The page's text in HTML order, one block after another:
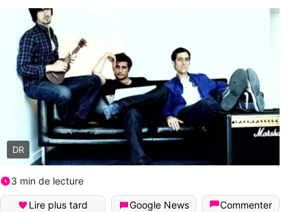
DR
3 min de lecture
Lire plus tard Google News
Commenter